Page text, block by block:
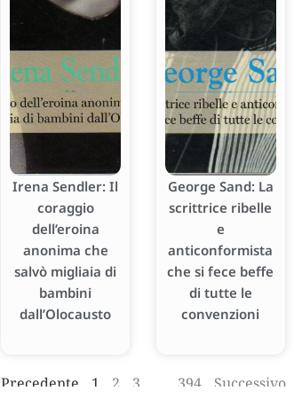
Irena Sendler: Il
coraggio
dell’eroina
anonima che
salvò migliaia di
bambini
dall’Olocausto
George Sand: La
scrittrice ribelle
e
anticonformista
che si fece beffe
di tutte le
convenzioni
Precedente 1 2 3 394 Successivo